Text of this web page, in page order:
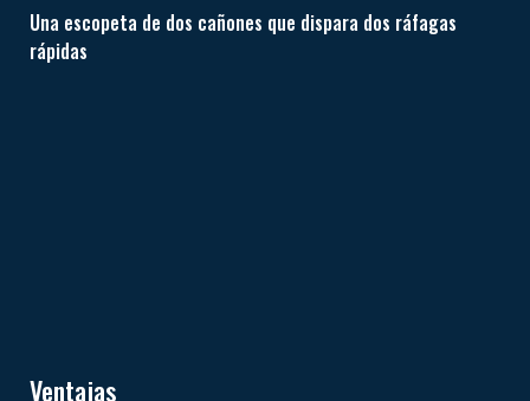
Una escopeta de dos cañones que dispara dos ráfagas
rápidas
Ventajas